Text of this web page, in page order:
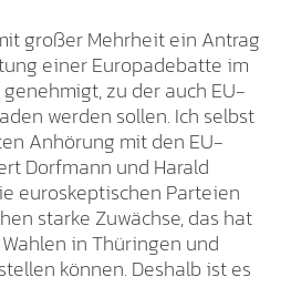
großer Mehrheit ein Antrag
einer Europadebatte im
zu der auch EU-
werden sollen. Ich selbst
Anhörung mit den EU-
Dorfmann und Harald
euroskeptischen Parteien
starke Zuwächse, das hat
in Thüringen und
können. Deshalb ist es